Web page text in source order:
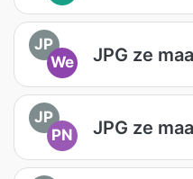
JP
We
JPG ze
JP
PN
JPG ze